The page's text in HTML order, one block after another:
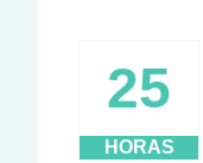
25
HORAS